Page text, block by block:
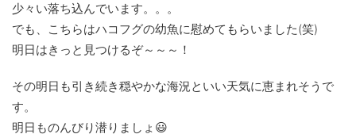
少々い落ち込んでいます。。。
でも、こちらはハコフグの幼魚に慰めてもらいました(笑)
明日はきっと見つけるぞ～～～！
その明日も引き続き穏やかな海況といい天気に恵まれそうで
す。
明日ものんびり潜りましょ😃